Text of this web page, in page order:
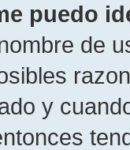
puedo
de
y